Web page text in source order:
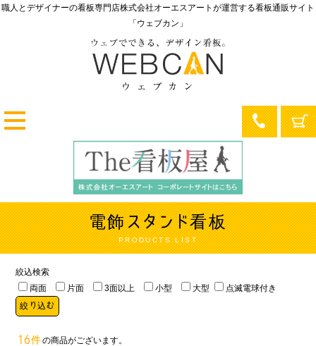
職人とデザイナーの看板専門店株式会社オーエスアートが運営する看板通販サイト
「ウェブカン」
電飾スタンド看板
PRODUCTS LIST
絞込検索
両面
片面 3面以上 小型 大型 点滅電球付き
16件の商品がございます。